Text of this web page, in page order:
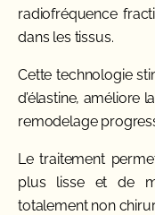
radiofréquence
dans les tissus.
Cette technologie
d’élastine, améliore
remodelage
Le traitement
plus lisse et de
totalement non